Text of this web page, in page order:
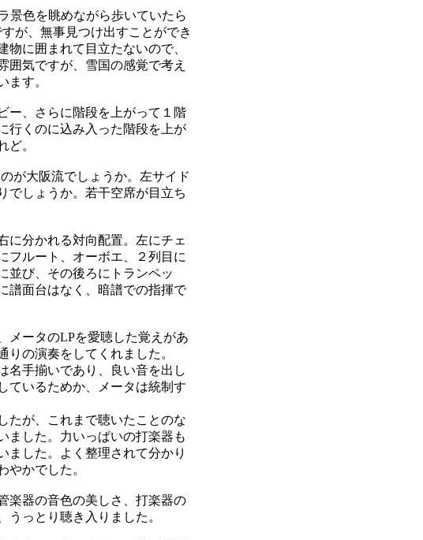
景色を眺めながら歩いていたら
が、無事見つけ出すことができ
に囲まれて目立たないので、
囲気ですが、雪国の感覚で考え
ます。
ー、さらに階段を上がって１階
行くのに込み入った階段を上が
ど。
が大阪流でしょうか。左サイド
でしょうか。若干空席が目立ち
分かれる対向配置。左にチェ
フルート、オーボエ、２列目に
並び、その後ろにトランペッ
譜面台はなく、暗譜での指揮で
メータのLPを愛聴した覚えがあ
の演奏をしてくれました。
名手揃いであり、良い音を出し
ているためか、メータは統制す
たが、これまで聴いたことのな
ました。力いっぱいの打楽器も
ました。よく整理されて分かり
やかでした。
楽器の音色の美しさ、打楽器の
っとり聴き入りました。